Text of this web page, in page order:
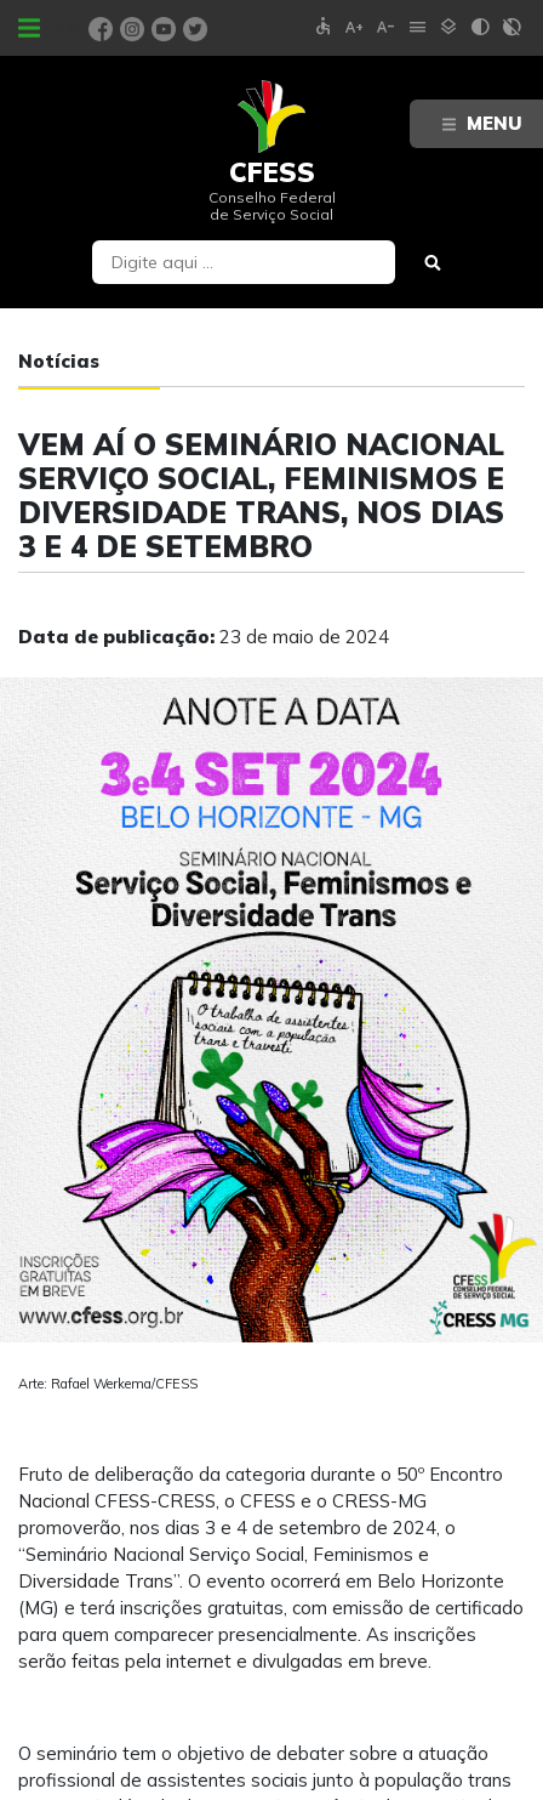
MENU
PORTAIS accessible text_increase text_decrease menu layers contrast contrast_rtl_off
CFESS
Conselho Federal
de Serviço Social
Notícias
VEM AÍ O SEMINÁRIO NACIONAL
SERVIÇO SOCIAL, FEMINISMOS E
DIVERSIDADE TRANS, NOS DIAS
3 E 4 DE SETEMBRO
Data de publicação: 23 de maio de 2024
Arte: Rafael Werkema/CFESS
Fruto de deliberação da categoria durante o 50º Encontro
Nacional CFESS-CRESS, o CFESS e o CRESS-MG
promoverão, nos dias 3 e 4 de setembro de 2024, o
“Seminário Nacional Serviço Social, Feminismos e
Diversidade Trans”. O evento ocorrerá em Belo Horizonte
(MG) e terá inscrições gratuitas, com emissão de certificado
para quem comparecer presencialmente. As inscrições
serão feitas pela internet e divulgadas em breve.
O seminário tem o objetivo de debater sobre a atuação
profissional de assistentes sociais junto à população trans